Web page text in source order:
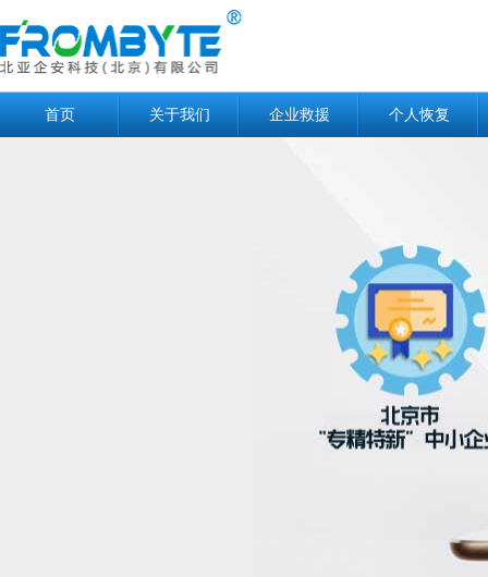
首页 关于我们 企业救援 个人恢复